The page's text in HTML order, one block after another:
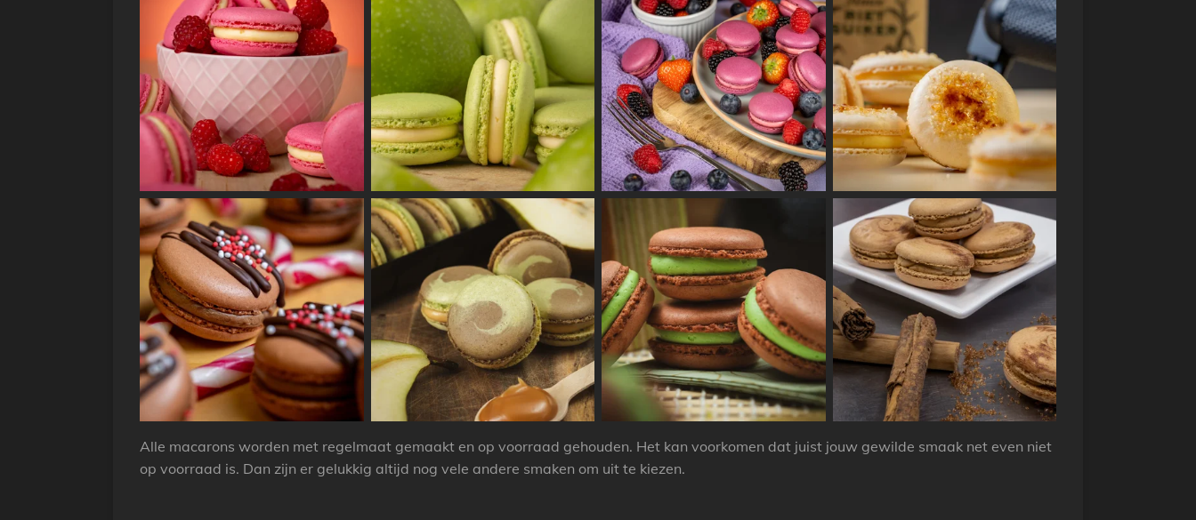
Alle macarons worden met regelmaat gemaakt en op voorraad gehouden. Het kan voorkomen dat juist jouw gewilde smaak net even niet
op voorraad is. Dan zijn er gelukkig altijd nog vele andere smaken om uit te kiezen.